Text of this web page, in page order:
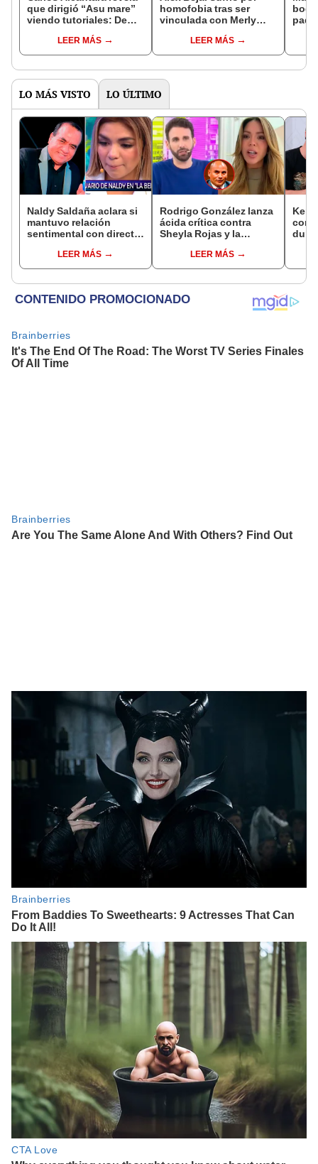
que dirigió “Asu mare”
viendo tutoriales: De
LEER MÁS
homofobia tras ser
vinculada con Merly
por evolucionar"
LEER MÁS
LO MÁS VISTO LO ÚLTIMO
Naldy Saldaña aclara si
mantuvo relación
sentimental con director
denunciarlo por
tocamientos: “Me
LEER MÁS
Rodrigo González lanza
ácida crítica contra
Sheyla Rojas y la
relación con su hijo: "Te
has dedicado a buscar
LEER MÁS
dura